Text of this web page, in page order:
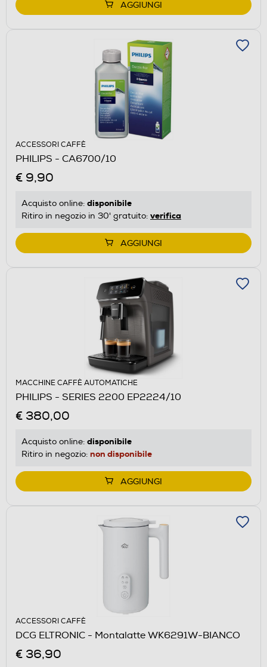
AGGIUNGI
ACCESSORI CAFFÈ
PHILIPS - CA6700/10
€ 9,90
Acquisto online: disponibile
Ritiro in negozio in 30' gratuito: verifica
AGGIUNGI
MACCHINE CAFFÈ AUTOMATICHE
PHILIPS - SERIES 2200 EP2224/10
€ 380,00
Acquisto online: disponibile
Ritiro in negozio: non disponibile
AGGIUNGI
ACCESSORI CAFFÈ
DCG ELTRONIC - Montalatte WK6291W-BIANCO
€ 36,90